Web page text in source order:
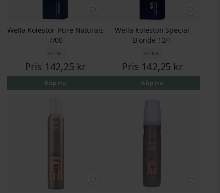
Wella Koleston Pure Naturals
7/00
60 ML
Pris 142,25 kr
Köp nu
Wella Koleston Special
Blonde 12/1
60 ML
Pris 142,25 kr
Köp nu